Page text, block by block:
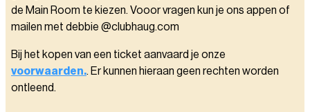
de Main Room te kiezen. Vooor vragen kun je ons appen of
mailen met debbie @clubhaug.com
Bij het kopen van een ticket aanvaard je onze
voorwaarden.. Er kunnen hieraan geen rechten worden
ontleend.